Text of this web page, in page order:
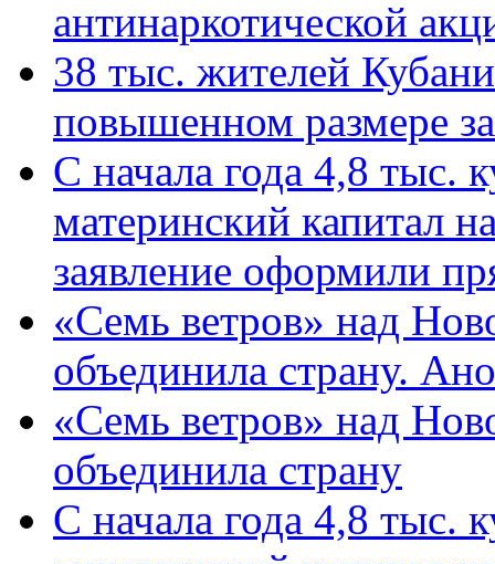
антинаркотической
38 тыс. жителей
повышенном размере
С начала года 4,8 тыс.
материнский капитал
заявление оформили
«Семь ветров» над
объединила страну.
«Семь ветров» над
объединила страну
С начала года 4,8 тыс.